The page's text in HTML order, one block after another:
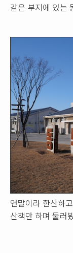
같은 부지에 있는
연말이라 한산하
산책만 하며 둘러